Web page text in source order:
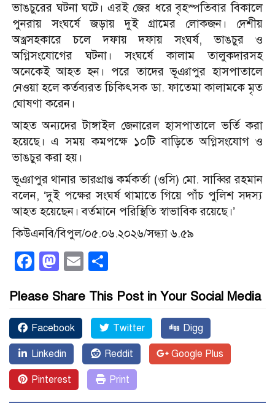
ভাঙচুরের ঘটনা ঘটে। এরই জের ধরে বৃহস্পতিবার বিকালে
পুনরায় সংঘর্ষে জড়ায় দুই গ্রামের লোকজন। দেশীয়
অস্ত্রসহকারে চলে দফায় দফায় সংঘর্ষ, ভাঙচুর ও
অগ্নিসংযোগের ঘটনা। সংঘর্ষে কালাম তালুকদারসহ
অনেকেই আহত হন। পরে তাদের ভূঞাপুর হাসপাতালে
নেওয়া হলে কর্তব্যরত চিকিৎসক ডা. ফাতেমা কালামকে মৃত
ঘোষণা করেন।
আহত অন্যদের টাঙ্গাইল জেনারেল হাসপাতালে ভর্তি করা
হয়েছে। এ সময় কমপক্ষে ১০টি বাড়িতে অগ্নিসংযোগ ও
ভাঙচুর করা হয়।
ভূঞাপুর থানার ভারপ্রাপ্ত কর্মকর্তা (ওসি) মো. সাব্বির রহমান
বলেন, ‘দুই পক্ষের সংঘর্ষ থামাতে গিয়ে পাঁচ পুলিশ সদস্য
আহত হয়েছেন। বর্তমানে পরিস্থিতি স্বাভাবিক রয়েছে।’
কিউএনবি/বিপুল/০৫.০৬.২০২৬/সন্ধ্যা ৬.৫৯
Facebook
Mastodon
Email
Please Share This Post in Your Social Media
Facebook Twitter Digg
Linkedin Reddit Google Plus
Pinterest Print